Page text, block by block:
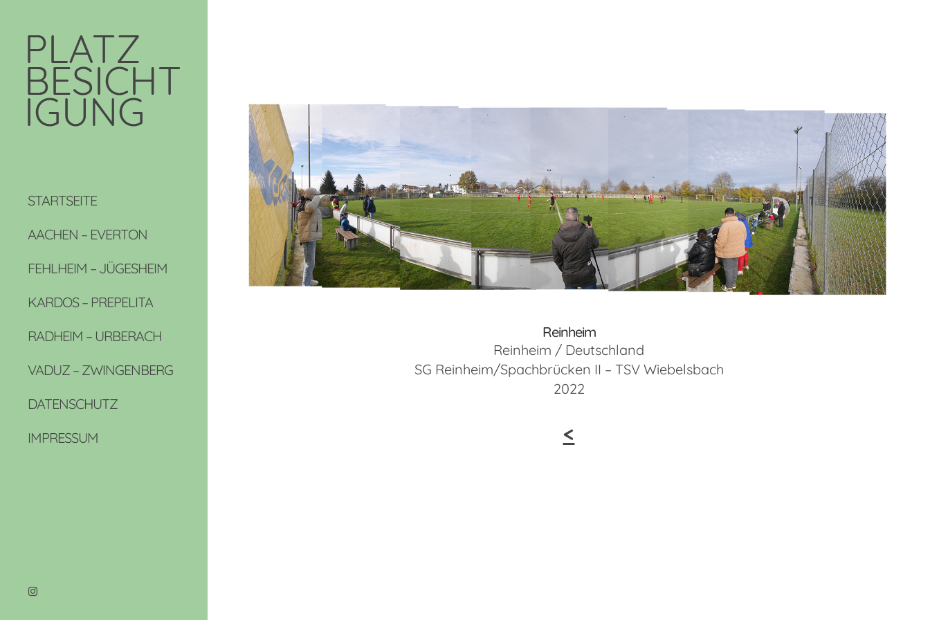
STARTSEITE
AACHEN – EVERTON
FEHLHEIM – JÜGESHEIM
KARDOS – PREPELITA
RADHEIM – URBERACH
VADUZ – ZWINGENBERG
DATENSCHUTZ
IMPRESSUM
Reinheim
Reinheim / Deutschland
SG Reinheim/Spachbrücken II – TSV Wiebelsbach
2022
<